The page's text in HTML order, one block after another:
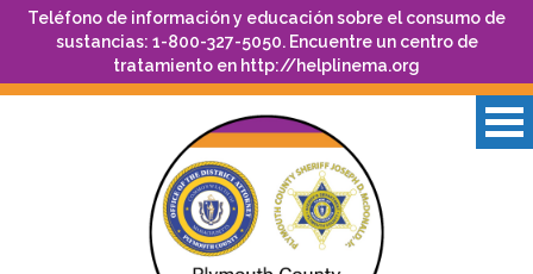
Teléfono de información y educación sobre el consumo de
sustancias: 1-800-327-5050. Encuentre un centro de
tratamiento en http://helplinema.org